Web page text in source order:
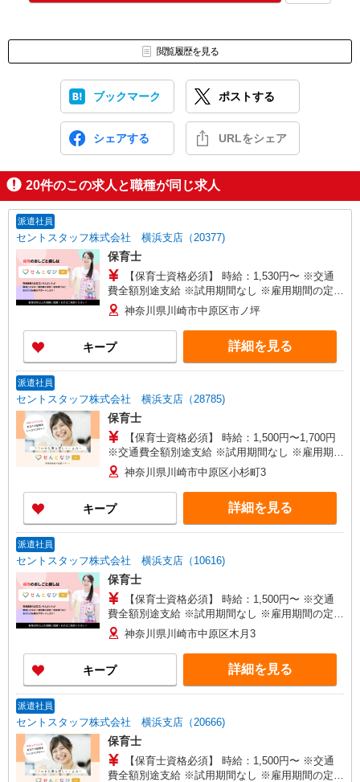
閲覧履歴を見る
ブックマーク ポストする
シェアする URLをシェア
20件のこの求人と職種が同じ求人
派遣社員
セントスタッフ株式会社 横浜支店（20377)
保育士
【保育士資格必須】 時給：1,530円〜 ※交通
費全額別途支給 ※試用期間なし ※雇用期間の定め
あり ※給与幅は経験・能力による
神奈川県川崎市中原区市ノ坪
キープ 詳細を見る
派遣社員
セントスタッフ株式会社 横浜支店（28785)
保育士
【保育士資格必須】 時給：1,500円〜1,700円
※交通費全額別途支給 ※試用期間なし ※雇用期間
の定めあり ※給与幅は経験・能力による
神奈川県川崎市中原区小杉町3
キープ 詳細を見る
派遣社員
セントスタッフ株式会社 横浜支店（10616)
保育士
【保育士資格必須】 時給：1,500円〜 ※交通
費全額別途支給 ※試用期間なし ※雇用期間の定め
あり ※給与幅は経験・能力による
神奈川県川崎市中原区木月3
キープ 詳細を見る
派遣社員
セントスタッフ株式会社 横浜支店（20666)
保育士
【保育士資格必須】 時給：1,500円〜 ※交通
費全額別途支給 ※試用期間なし ※雇用期間の定め